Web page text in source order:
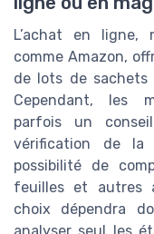
L’achat en ligne,
comme Amazon,
de lots de sachets
Cependant, les
parfois un
vérification de la
possibilité de
feuilles et autres
choix dépendra